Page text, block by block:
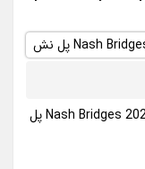
دانلود فیلم Nash Bridges 2021 پل